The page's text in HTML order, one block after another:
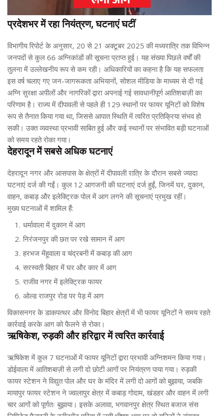
प्रदेशभर में रहा नियंत्रण, घटनाएं घटीं
विभागीय रिपोर्ट के अनुसार, 20 से 21 अक्टूबर 2025 की मध्यरात्रि तक विभिन्न
जनपदों से कुल 66 अग्निकांडों की सूचना प्राप्त हुई। यह संख्या पिछले वर्षों की
तुलना में उल्लेखनीय रूप से कम रही। अधिकारियों का कहना है कि यह सफलता
इस वर्ष चलाए गए जन-जागरूकता अभियानों, सोशल मीडिया के माध्यम से दी गई
अग्नि सुरक्षा अपीलों और नागरिकों द्वारा अपनाई गई सावधानीपूर्ण आतिशबाज़ी का
परिणाम है। राज्य में दीपावली से पहले ही 129 स्थानों पर फायर यूनिटों को विशेष
रूप से तैनात किया गया था, जिससे आपात स्थिति में त्वरित प्रतिक्रिया संभव हो
सकी। उक्त व्यवस्था प्रभावी साबित हुई और कई स्थानों पर संभावित बड़ी घटनाओं
को समय रहते रोका गया।
देहरादून में सबसे अधिक घटनाएं
देहरादून नगर और आसपास के क्षेत्रों में दीपावली रात्रि के दौरान सबसे ज्यादा
घटनाएं दर्ज की गईं। कुल 12 आगजनी की घटनाएं दर्ज हुईं, जिनमें घर, दुकान,
वाहन, कबाड़ और इलेक्ट्रिक पोल में आग लगने की सूचनाएं प्रमुख रहीं।
मुख्य घटनाओं में शामिल हैं:
धर्मावाला में दुकान में आग
निरंजनपुर की छत पर रखे सामान में आग
हरभज मेंहूवाला व चंद्रबनी में कबाड़ की आग
सरस्वती बिहार में घर और कार में आग
राजीव नगर में इलेक्ट्रिक फायर
ओल्ड राजपुर रोड पर पेड़ में आग
विकासनगर के डाकपत्थर और विनोद बिहार क्षेत्रों में भी फायर यूनिटों ने समय रहते
कार्रवाई करके आग को फैलने से रोका।
ऋषिकेश, रुड़की और हरिद्वार में त्वरित कार्रवाई
ऋषिकेश में कुल 7 घटनाओं में फायर यूनिटों द्वारा प्रभावी अग्निशमन किया गया।
डोईवाला में आतिशबाज़ी से लगी दो छोटी आगों पर नियंत्रण पाया गया। रुड़की
फायर स्टेशन ने विद्युत पोल और घर के मंदिर में लगी दो आगों को बुझाया, जबकि
मायापुर फायर स्टेशन ने ज्वालापुर क्षेत्र में कबाड़ गोदाम, खंडहर और वाहन में लगी
चार आगों को पूर्णतः बुझाया। इसके अलावा, भगवानपुर क्षेत्र स्थित बजाज संस